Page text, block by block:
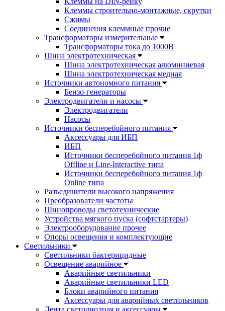
Клеммы строительно-монтажные, скрутки
Сжимы
Соединения клеммные прочие
Трансформаторы измерительные
Трансформаторы тока до 1000В
Шина электротехническая
Шина электротехническая алюминиевая
Шина электротехническая медная
Источники автономного питания
Бензо-генераторы
Электродвигатели и насосы
Электродвигатели
Насосы
Источники бесперебойного питания
Аксессуары для ИБП
ИБП
Источники бесперебойного питания 1ф
Offline и Line-Interactive типа
Источники бесперебойного питания 1ф
Online типа
Разъединители высокого напряжения
Преобразователи частоты
Шинопроводы светотехнические
Устройства мягкого пуска (софтстартеры)
Электрооборудование прочее
Опоры освещения и комплектующие
Светильники
Светильники бактерицидные
Освещение аварийное
Аварийные светильники
Аварийные светильники LED
Блоки аварийного питания
Аксессуары для аварийных светильников
Лента светодиодная и аксессуары